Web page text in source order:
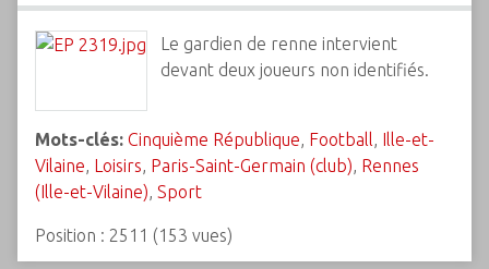
Le gardien de renne intervient
devant deux joueurs non identifiés.
Mots-clés: Cinquième République, Football, Ille-et-
Vilaine, Loisirs, Paris-Saint-Germain (club), Rennes
(Ille-et-Vilaine), Sport
Position : 2511 (153 vues)